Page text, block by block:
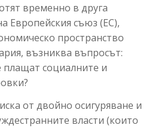
временно в друга
Европейския съюз (ЕС),
пространство
възниква въпросът:
плащат социалните и
от двойно осигуряване и
власти (които